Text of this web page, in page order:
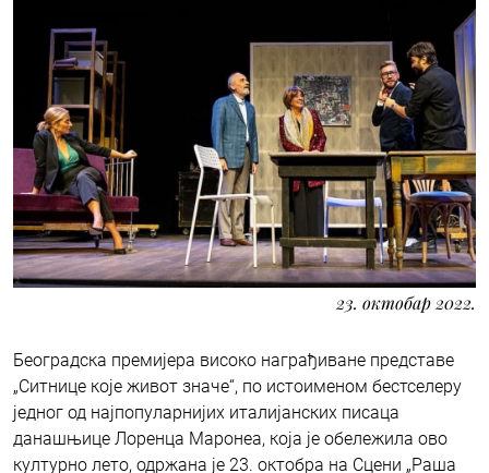
23. октобар 2022.
Београдска премијера високо награђиване представе
„Ситнице које живот значе“, по истоименом бестселеру
једног од најпопуларнијих италијанских писаца
данашњице Лоренца Маронеа, која је обележила ово
културно лето, одржана је 23. октобра на Сцени „Раша